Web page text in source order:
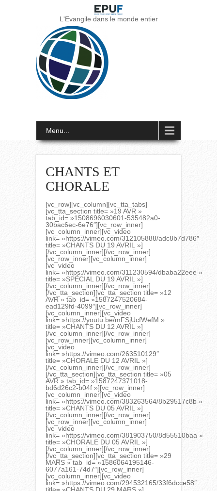
L'Evangile dans le monde entier
Menu...
CHANTS ET
CHORALE
[vc_row][vc_column][vc_tta_tabs]
[vc_tta_section title= »19 AVR »
tab_id= »1508696030601-535482a0-
30bac6ec-6e76″][vc_row_inner]
[vc_column_inner][vc_video
link= »https://vimeo.com/312105888/adc8b7d786″
title= »CHANTS DU 19 AVRIL »]
[/vc_column_inner][/vc_row_inner]
[vc_row_inner][vc_column_inner]
[vc_video
link= »https://vimeo.com/311230594/dbaba22eee »
title= »SPÉCIAL DU 19 AVRIL »]
[/vc_column_inner][/vc_row_inner]
[/vc_tta_section][vc_tta_section title= »12
AVR » tab_id= »1587247520684-
ead129fd-4099″][vc_row_inner]
[vc_column_inner][vc_video
link= »https://youtu.be/mFSjUcfWefM »
title= »CHANTS DU 12 AVRIL »]
[/vc_column_inner][/vc_row_inner]
[vc_row_inner][vc_column_inner]
[vc_video
link= »https://vimeo.com/263510129″
title= »CHORALE DU 12 AVRIL »]
[/vc_column_inner][/vc_row_inner]
[/vc_tta_section][vc_tta_section title= »05
AVR » tab_id= »1587247371018-
bd6d26c2-b04f »][vc_row_inner]
[vc_column_inner][vc_video
link= »https://vimeo.com/383263564/8b29517c8b »
title= »CHANTS DU 05 AVRIL »]
[/vc_column_inner][/vc_row_inner]
[vc_row_inner][vc_column_inner]
[vc_video
link= »https://vimeo.com/381903750/8d55510baa »
title= »CHORALE DU 05 AVRIL »]
[/vc_column_inner][/vc_row_inner]
[/vc_tta_section][vc_tta_section title= »29
MARS » tab_id= »1586064195146-
6077a161-74d7″][vc_row_inner]
[vc_column_inner][vc_video
link= »https://vimeo.com/294532165/33f6dcce58″